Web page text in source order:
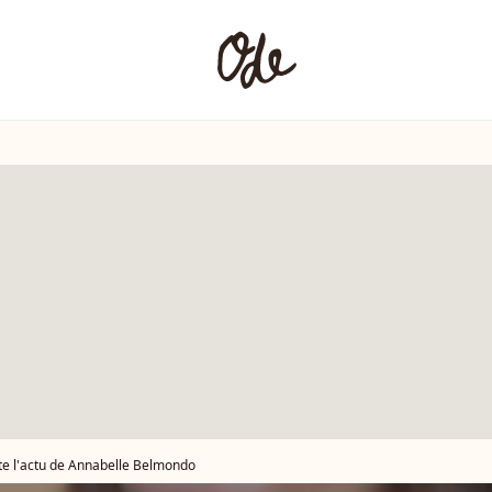
l'actu de Annabelle Belmondo